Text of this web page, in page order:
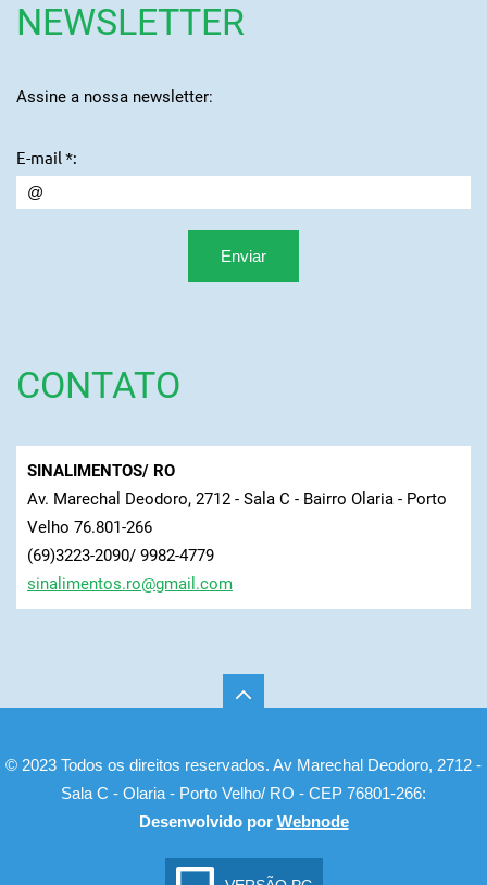
NEWSLETTER
Assine a nossa newsletter:
E-mail *:
CONTATO
SINALIMENTOS/ RO
Av. Marechal Deodoro, 2712 - Sala C - Bairro Olaria - Porto
Velho 76.801-266
(69)3223-2090/ 9982-4779
sinalimentos.ro@gmail.com
© 2023 Todos os direitos reservados. Av Marechal Deodoro, 2712 -
Sala C - Olaria - Porto Velho/ RO - CEP 76801-266:
Desenvolvido por Webnode